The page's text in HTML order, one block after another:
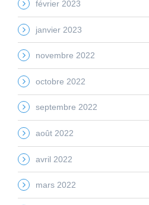
février 2023
janvier 2023
novembre 2022
octobre 2022
septembre 2022
août 2022
avril 2022
mars 2022